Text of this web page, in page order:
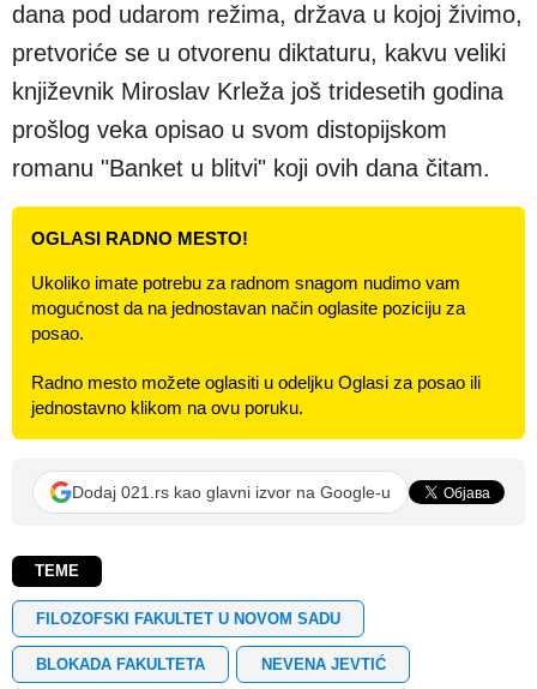
dana pod udarom režima, država u kojoj živimo,
pretvoriće se u otvorenu diktaturu, kakvu veliki
književnik Miroslav Krleža još tridesetih godina
prošlog veka opisao u svom distopijskom
romanu "Banket u blitvi" koji ovih dana čitam.
OGLASI RADNO MESTO!
Ukoliko imate potrebu za radnom snagom nudimo vam
mogućnost da na jednostavan način oglasite poziciju za
posao.
Radno mesto možete oglasiti u odeljku Oglasi za posao ili
jednostavno klikom na ovu poruku.
Dodaj 021.rs kao glavni izvor na Google-u
TEME
FILOZOFSKI FAKULTET U NOVOM SADU
BLOKADA FAKULTETA NEVENA JEVTIĆ